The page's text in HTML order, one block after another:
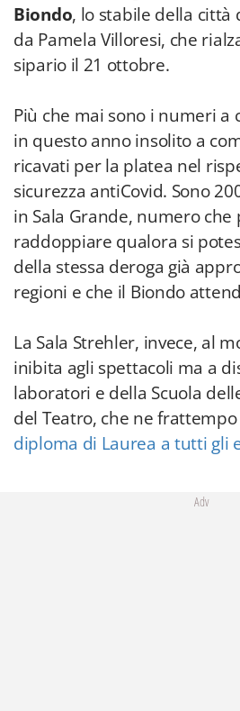
Biondo, lo stabile della città
da Pamela Villoresi, che
sipario il 21 ottobre.
Più che mai sono i numeri a
in questo anno insolito a
ricavati per la platea nel
sicurezza antiCovid. Sono
in Sala Grande, numero
raddoppiare qualora si
della stessa deroga già
regioni e che il Biondo
La Sala Strehler, invece, al
inibita agli spettacoli ma a
laboratori e della Scuola
del Teatro, che ne frattempo
diploma di Laurea a tutti gli
Adv